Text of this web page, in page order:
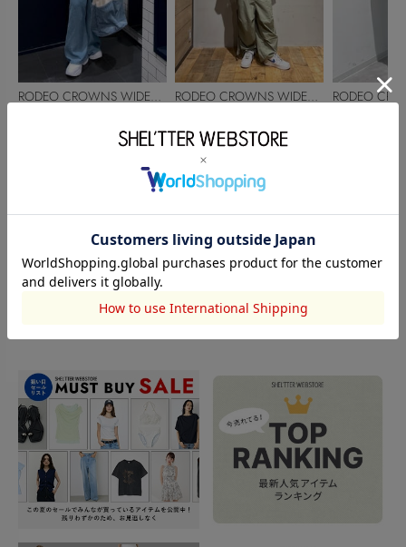
RODEO CROWNS WIDE
RODEO CROWNS WIDE
166cm
RODEO
このアイテムを見た人がチェックしている商品
閲覧中カテゴリーのランキング
TOPICS